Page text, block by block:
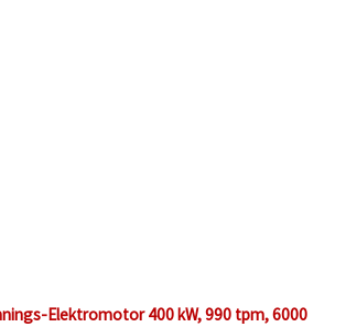
Elektromotor 400 kW, 990 tpm, 6000